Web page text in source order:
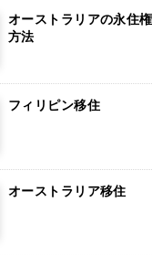
ク
ー
ド
カ
アラビア
ア
オーストラリアの永住
方法
フィリピン移住
オーストラリア移住